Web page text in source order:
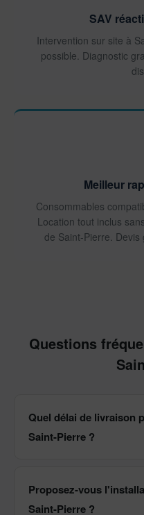
SAV
Intervention sur site à
possible. Diagnostic
Meilleur
Consommables
Location tout inclus
de Saint-Pierre.
Questions
Quel délai de livraison
Saint-Pierre ?
Proposez-vous
Saint-Pierre ?